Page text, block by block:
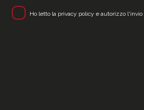
Ho letto la privacy policy e autorizzo